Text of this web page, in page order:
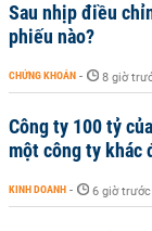
Sau nhịp điều
phiếu nào?
CHỨNG KHOÁN - 8 giờ
Công ty 100 tỷ
một công ty khác
KINH DOANH - 6 giờ trước